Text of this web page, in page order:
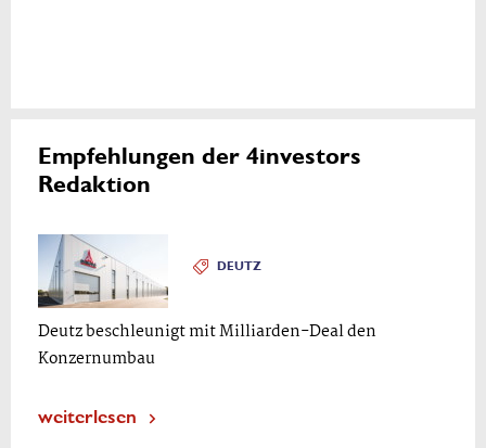
Empfehlungen der 4investors
Redaktion
DEUTZ
Deutz beschleunigt mit Milliarden-Deal den
Konzernumbau
weiterlesen